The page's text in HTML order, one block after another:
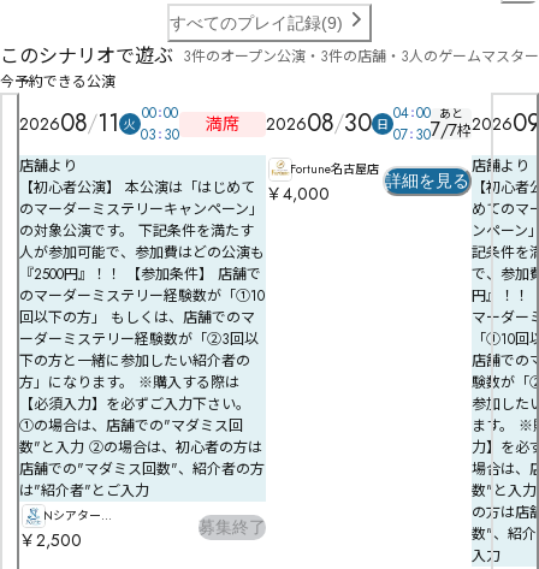
ㅯㅿ㆛ㄥㅫㅶㆣㄯ碤吳ㄯ泜ㄫㄘㄲㄔㄭㄪヨㄪㄡㅡ咦ㅛ邎ㅔㄺㅡㅆ厴ㄾㄸㄥㅝ
すべてのプレイ記録(9)
このシナリオで遊ぶ 3件のオープン公演・3件の店舗・3人のゲームマスター
今予約できる公演
202608 11 火 00 00
03 30 満席
店舗より
【初心者公演】 本公演は「はじめて
のマーダーミステリーキャンペーン」
の対象公演です。 下記条件を満たす
人が参加可能で、参加費はどの公演も
『2500円』！！ 【参加条件】 店舗で
のマーダーミステリー経験数が「①10
回以下の方」 もしくは、店舗でのマ
ーダーミステリー経験数が「②3回以
下の方と一緒に参加したい紹介者の
方」になります。 ※購入する際は
【必須入力】を必ずご入力下さい。
①の場合は、店舗での"マダミス回
数"と入力 ②の場合は、初心者の方は
店舗での"マダミス回数"、紹介者の方
は"紹介者"とご入力
Nシアター
【NAGAKUTSU】
￥2,500
募集終了
202608 30 日 04 00
07 30
あと
7/7枠
Fortune名古屋店
￥4,000
詳細を見る
2026
店舗より
【初心
めてのマ
ンペーン
記条件を
で、参加
円』！！
マーダー
「①10回
店舗での
験数が「
参加した
ます。 ※
力】を必
場合は、
数"と入
の方は店
数"、紹
入力